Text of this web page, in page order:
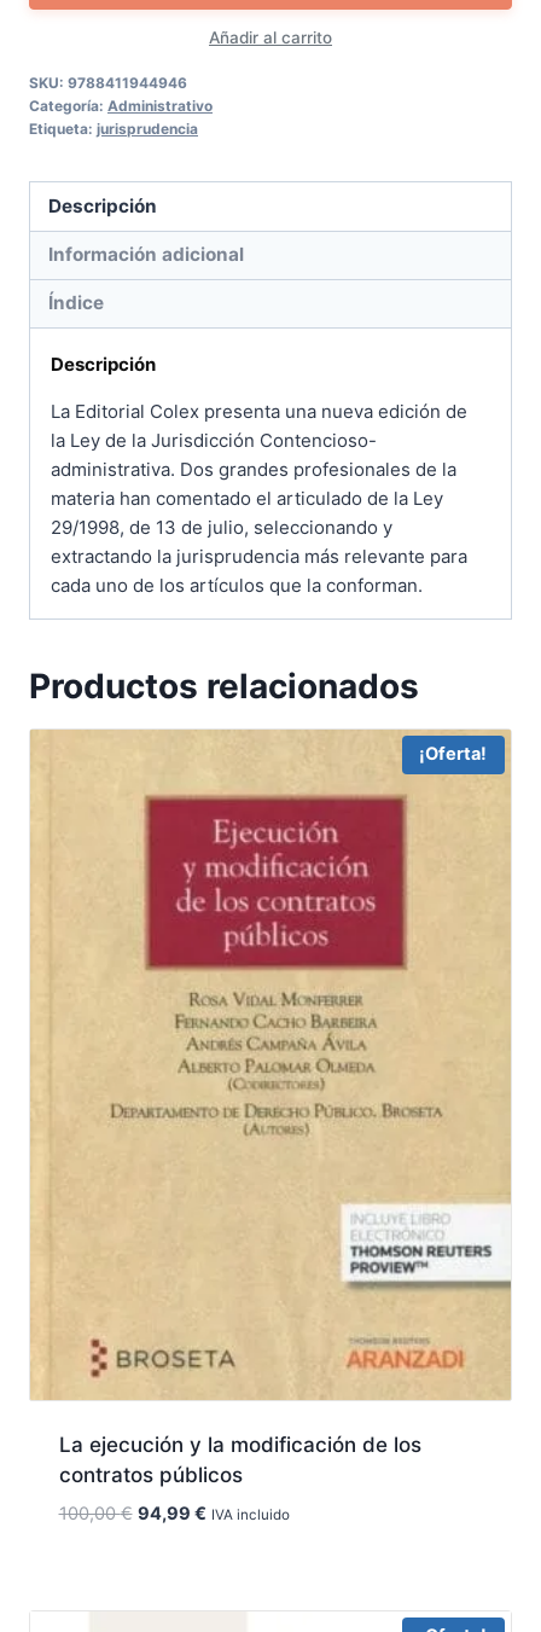
jurisdicción
contencioso-
comentada)
Añadir al carrito
SKU: 9788411944946
Categoría: Administrativo
Etiqueta: jurisprudencia
Descripción
Información adicional
Índice
Descripción
La Editorial Colex presenta una nueva edición de
la Ley de la Jurisdicción Contencioso-
administrativa. Dos grandes profesionales de la
materia han comentado el articulado de la Ley
29/1998, de 13 de julio, seleccionando y
extractando la jurisprudencia más relevante para
cada uno de los artículos que la conforman.
Productos relacionados
¡Oferta!
La ejecución y la modificación de los
contratos públicos
100,00€ El
94,99 €ElIVA incluido